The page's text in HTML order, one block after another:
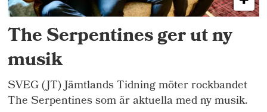
The Serpentines ger ut ny
musik
SVEG (JT) Jämtlands Tidning möter rockbandet
The Serpentines som är aktuella med ny musik.